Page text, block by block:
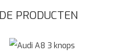
PRODUCTEN